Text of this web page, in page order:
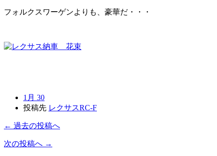
フォルクスワーゲンよりも、豪華だ・・・
1月 30
投稿先 レクサスRC-F
← 過去の投稿へ
次の投稿へ →